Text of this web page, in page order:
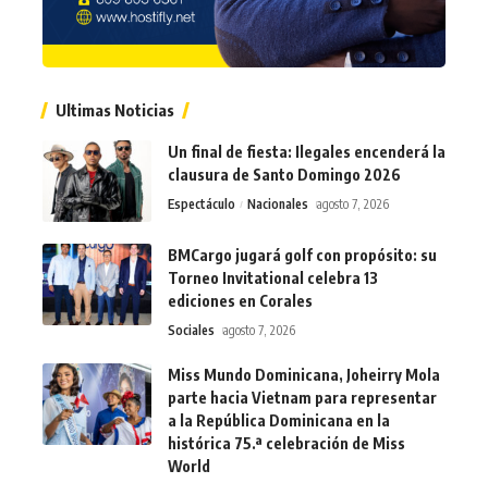
Ultimas Noticias
Un final de fiesta: Ilegales encenderá la
clausura de Santo Domingo 2026
Espectáculo Nacionales agosto 7, 2026
BMCargo jugará golf con propósito: su
Torneo Invitational celebra 13
ediciones en Corales
Sociales agosto 7, 2026
Miss Mundo Dominicana, Joheirry Mola
parte hacia Vietnam para representar
a la República Dominicana en la
histórica 75.ª celebración de Miss
World